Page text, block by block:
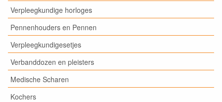
Verpleegkundige horloges
Pennenhouders en Pennen
Verpleegkundigesetjes
Verbanddozen en pleisters
Medische Scharen
Kochers